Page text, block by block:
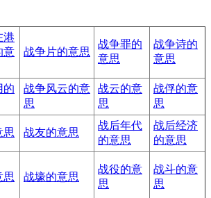
港
意
战争片的意思
战争罪的
意思
战争诗的
意思
的
战争风云的意
思
战云的意
思
战俘的意
思
思 战友的意思
战后年代
的意思
战后经济
的意思
思 战壕的意思
战役的意
思
战斗的意
思